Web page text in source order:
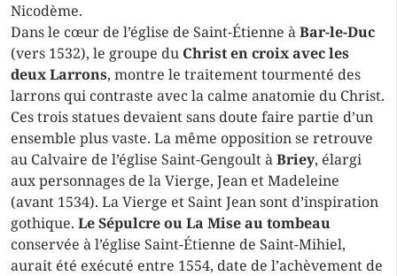
Nicodème.
Dans le cœur de l’église de Saint-Étienne àBar-le-Duc
(vers 1532), le groupe du Christ en croix avec les
deux Larrons, montre le traitement tourmenté des
larrons qui contraste avec la calme anatomie du Christ.
Ces trois statues devaient sans doute faire partie d’un
ensemble plus vaste. La même opposition se retrouve
au Calvaire de l’église Saint-Gengoult àBriey, élargi
aux personnages de la Vierge, Jean et Madeleine
(avant 1534). La Vierge et Saint Jean sont d’inspiration
gothique. Le Sépulcre ou La Mise au tombeau
conservée à l’église Saint-Étienne de Saint-Mihiel,
aurait été exécuté entre 1554, date de l’achèvement de